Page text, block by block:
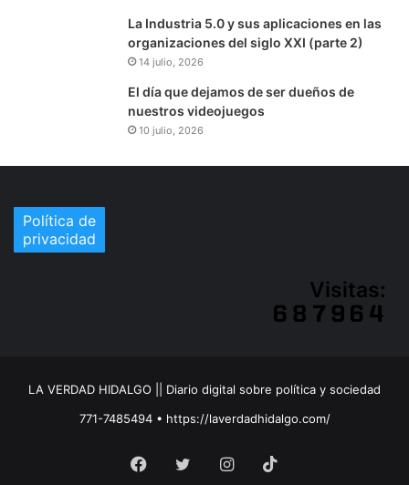
La Industria 5.0 y sus aplicaciones en las
organizaciones del siglo XXI (parte 2)
14 julio, 2026
El día que dejamos de ser dueños de
nuestros videojuegos
10 julio, 2026
Política de
privacidad
Visitas:
LA VERDAD HIDALGO || Diario digital sobre política y sociedad
771-7485494 • https://laverdadhidalgo.com/
Facebook
TwitterInstagram